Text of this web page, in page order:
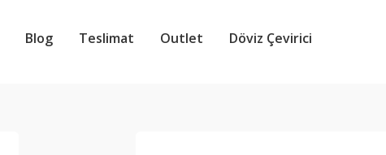
Blog Teslimat Outlet Döviz Çevirici